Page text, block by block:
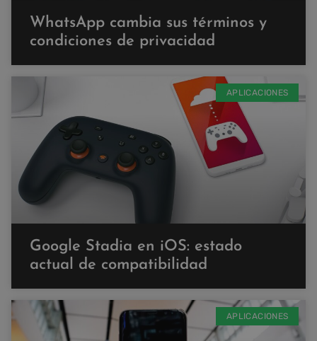
WhatsApp cambia sus términos y
condiciones de privacidad
APLICACIONES
Google Stadia en iOS: estado
actual de compatibilidad
APLICACIONES